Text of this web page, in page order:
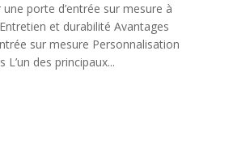
porte d’entrée sur mesure à
et durabilité Avantages
sur mesure Personnalisation
des principaux...